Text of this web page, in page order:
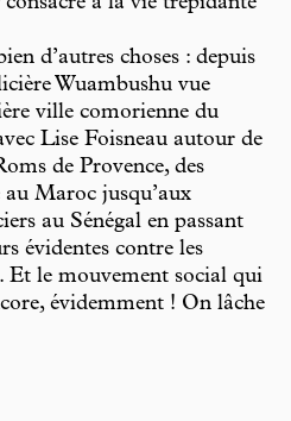
d’autres choses : depuis
Wuambushu vue
ville comorienne du
Lise Foisneau autour de
de Provence, des
au Maroc jusqu’aux
au Sénégal en passant
évidentes contre les
Et le mouvement social qui
évidemment ! On lâche